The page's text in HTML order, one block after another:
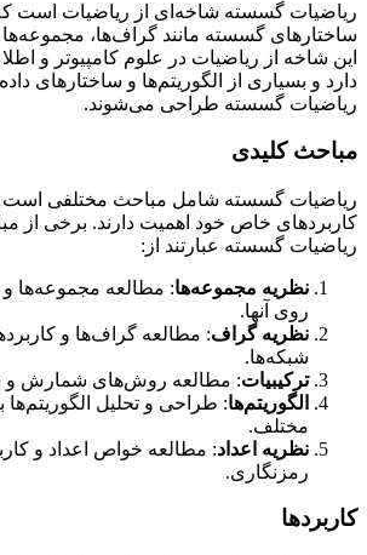
ریاضیات گسسته شاخه‌ای از ریاضیات است
ساختارهای گسسته مانند گراف‌ها، مجموعه‌ها
این شاخه از ریاضیات در علوم کامپیوتر و
دارد و بسیاری از الگوریتم‌ها و ساختارهای
ریاضیات گسسته طراحی می‌شوند.
مباحث کلیدی
ریاضیات گسسته شامل مباحث مختلفی است
کاربردهای خاص خود اهمیت دارند. برخی از
ریاضیات گسسته عبارتند از:
نظریه مجموعه‌ها: مطالعه مجموعه‌ها و
روی آنها.
نظریه گراف: مطالعه گراف‌ها و
شبکه‌ها.
ترکیبیات: مطالعه روش‌های شمارش و
الگوریتم‌ها: طراحی و تحلیل
مختلف.
نظریه اعداد: مطالعه خواص اعداد و
رمزنگاری.
کاربردها